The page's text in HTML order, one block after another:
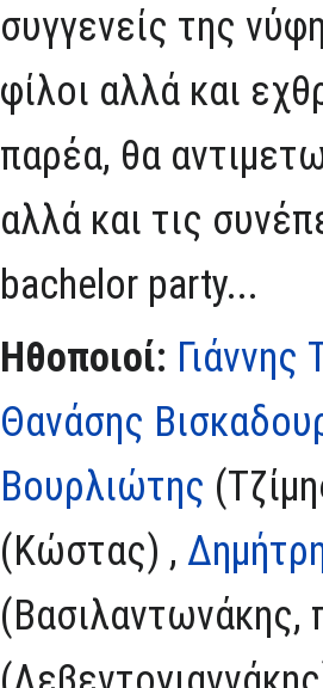
συγγενείς της
φίλοι αλλά και
παρέα, θα
αλλά και τις
bachelor party...
Ηθοποιοί: Γιάννης
Θανάσης
Βουρλιώτης
(Κώστας) ,